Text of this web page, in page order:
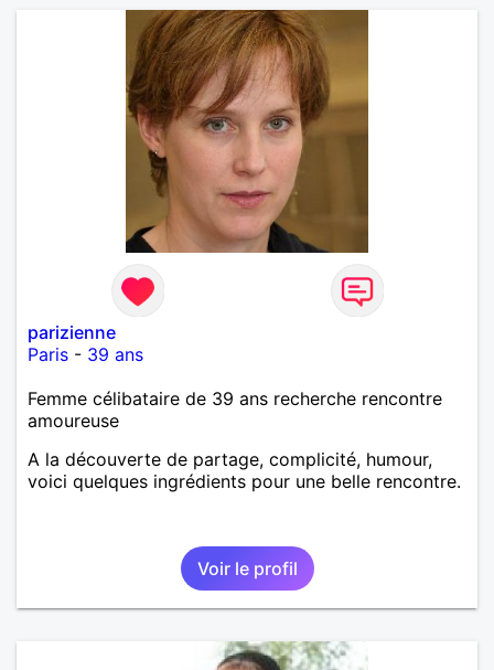
parizienne
Paris - 39 ans
Femme célibataire de 39 ans recherche rencontre
amoureuse
A la découverte de partage, complicité, humour,
voici quelques ingrédients pour une belle rencontre.
Voir le profil